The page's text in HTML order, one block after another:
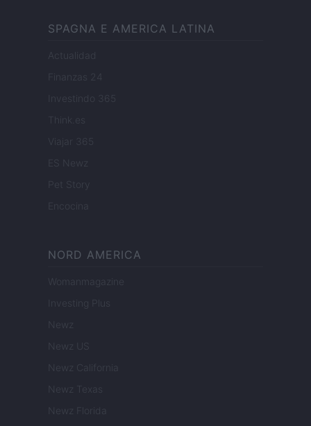
SPAGNA E AMERICA LATINA
Actualidad
Finanzas 24
Investindo 365
Think.es
Viajar 365
ES Newz
Encocina
NORD AMERICA
Womanmagazine
Investing Plus
Newz
Newz US
Newz California
Newz Texas
Newz Florida